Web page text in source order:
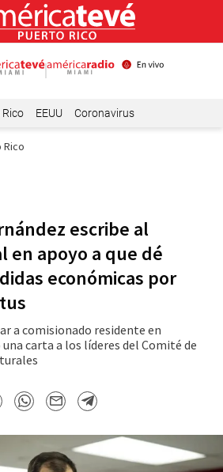
EEUU Coronavirus
Rico
escribe al
en apoyo a que dé
económicas por
a comisionado residente en
carta a los líderes del Comité de